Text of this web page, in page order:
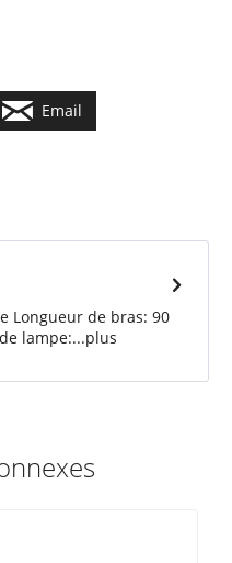
Email
Longueur de bras: 90
lampe:...plus